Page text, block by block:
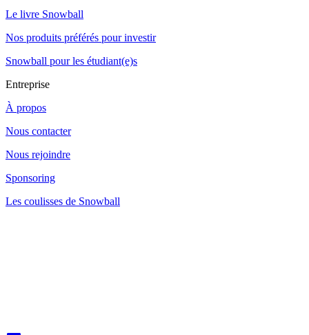
Le livre Snowball
Nos produits préférés pour investir
Snowball pour les étudiant(e)s
Entreprise
À propos
Nous contacter
Nous rejoindre
Sponsoring
Les coulisses de Snowball